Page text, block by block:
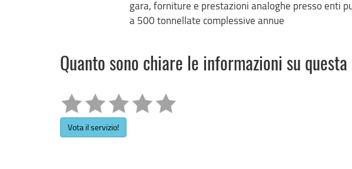
gara, forniture e prestazioni analoghe presso enti
a 500 tonnellate complessive annue
Quanto sono chiare le informazioni su questa
Vota il servizio!